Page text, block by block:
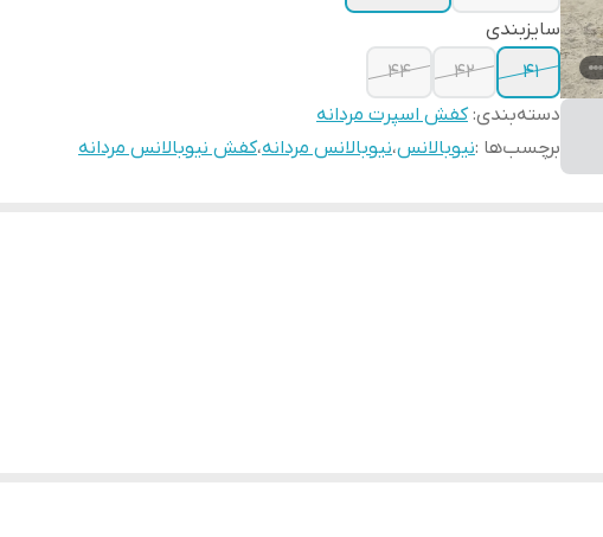
سایزبندی
۴۱
۴۲
۴۴
دسته‌بندی:کفش اسپرت مردانه
برچسب‌ها :نیوبالانس،نیوبالانس مردانه،کفش نیوبالانس مردانه